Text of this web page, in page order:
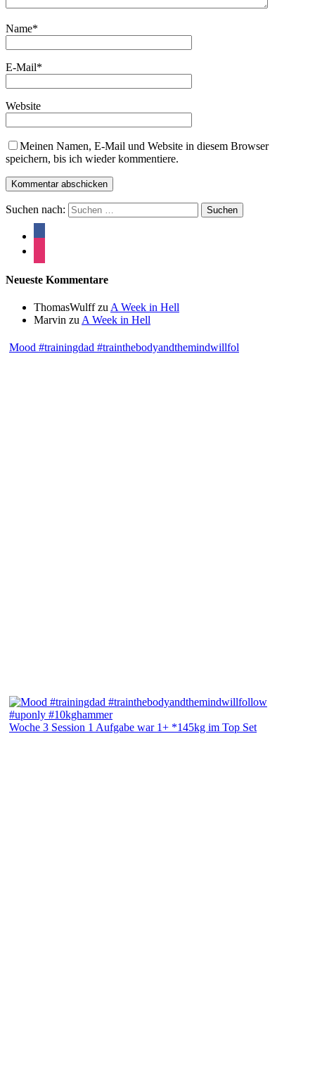
Name*
E-Mail*
Website
Meinen Namen, E-Mail und Website in diesem Browser
speichern, bis ich wieder kommentiere.
Suchen nach:
Neueste Kommentare
ThomasWulffzu A Week in Hell
Marvin zu A Week in Hell
Mood #trainingdad #trainthebodyandthemindwillfol
Woche 3 Session 1 Aufgabe war 1+ *145kg im Top Set